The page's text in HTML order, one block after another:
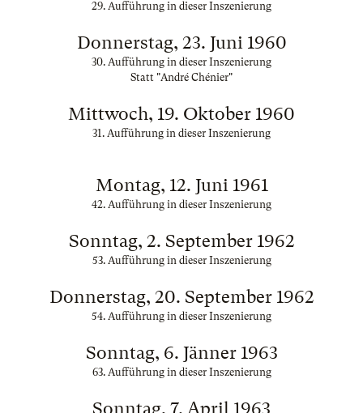
29. Aufführung in dieser Inszenierung
Donnerstag, 23. Juni 1960
30. Aufführung in dieser Inszenierung
Statt "André Chénier"
Mittwoch, 19. Oktober 1960
31. Aufführung in dieser Inszenierung
Montag, 12. Juni 1961
42. Aufführung in dieser Inszenierung
Sonntag, 2. September 1962
53. Aufführung in dieser Inszenierung
Donnerstag, 20. September 1962
54. Aufführung in dieser Inszenierung
Sonntag, 6. Jänner 1963
63. Aufführung in dieser Inszenierung
Sonntag, 7. April 1963